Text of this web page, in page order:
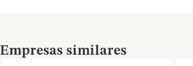
Empresas similares
Empresas similares